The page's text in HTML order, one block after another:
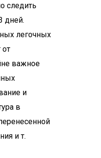
следить
дней.
легочных
важное
и
в
и т.